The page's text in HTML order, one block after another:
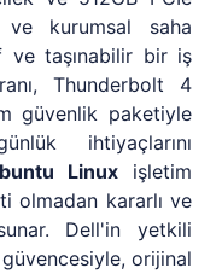
kurumsal saha
ve taşınabilir bir iş
Thunderbolt 4
güvenlik paketiyle
ihtiyaçlarını
Linux işletim
olmadan kararlı ve
Dell'in yetkili
güvencesiyle, orijinal